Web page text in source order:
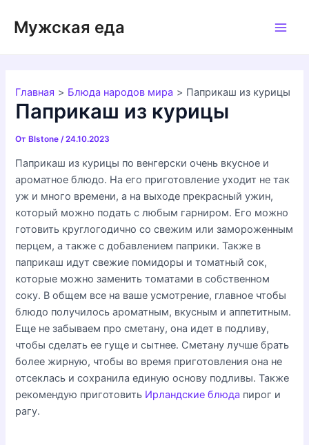
содержимому
Мужская еда
Главная Блюда народов мира Паприкаш из курицы
Паприкаш из курицы
ОтBlstone /24.10.2023
Паприкаш из курицы по венгерски очень вкусное и
ароматное блюдо. На его приготовление уходит не так
уж и много времени, а на выходе прекрасный ужин,
который можно подать с любым гарниром. Его можно
готовить круглогодично со свежим или замороженным
перцем, а также с добавлением паприки. Также в
паприкаш идут свежие помидоры и томатный сок,
которые можно заменить томатами в собственном
соку. В общем все на ваше усмотрение, главное чтобы
блюдо получилось ароматным, вкусным и аппетитным.
Еще не забываем про сметану, она идет в подливу,
чтобы сделать ее гуще и сытнее. Сметану лучше брать
более жирную, чтобы во время приготовления она не
отсеклась и сохранила единую основу подливы. Также
рекомендую приготовить Ирландские блюда пирог и
рагу.